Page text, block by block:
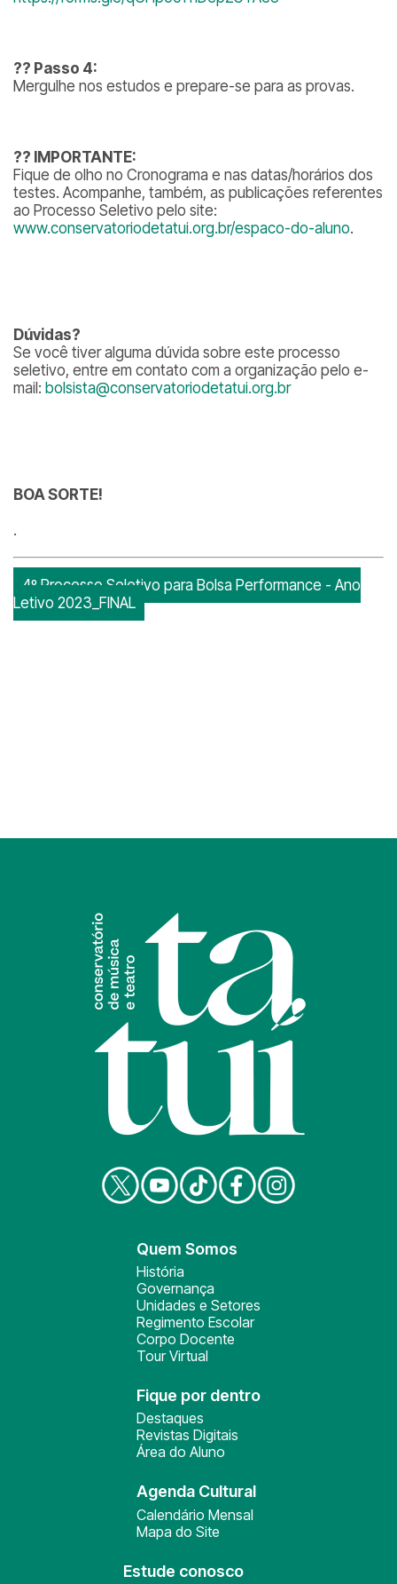
?? Passo 4:
Mergulhe nos estudos e prepare-se para as provas.
?? IMPORTANTE:
Fique de olho no Cronograma e nas datas/horários dos
testes. Acompanhe, também, as publicações referentes
ao Processo Seletivo pelo site:
www.conservatoriodetatui.org.br/espaco-do-aluno.
Dúvidas?
Se você tiver alguma dúvida sobre este processo
seletivo, entre em contato com a organização pelo e-
mail: bolsista@conservatoriodetatui.org.br
BOA SORTE!
.
4º Processo Seletivo para Bolsa Performance - Ano
Letivo 2023_FINAL
Quem Somos
História
Governança
Unidades e Setores
Regimento Escolar
Corpo Docente
Tour Virtual
Fique por dentro
Destaques
Revistas Digitais
Área do Aluno
Agenda Cultural
Calendário Mensal
Mapa do Site
Estude conosco